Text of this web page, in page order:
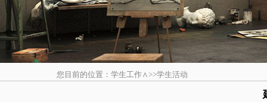
您目前的位置：学生工作∧>>学生活动